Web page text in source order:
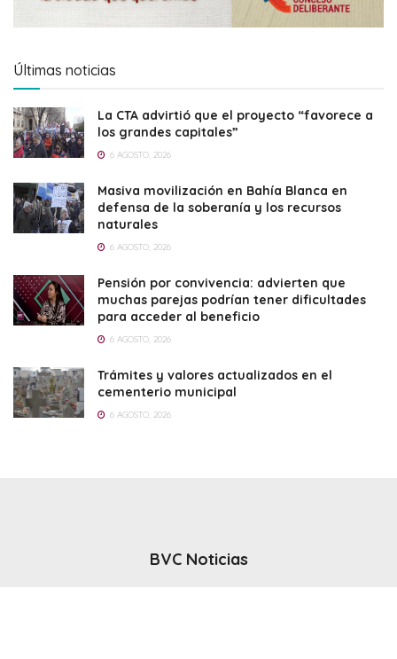
Últimas noticias
La CTA advirtió que el proyecto “favorece a
los grandes capitales”
6 AGOSTO, 2026
Masiva movilización en Bahía Blanca en
defensa de la soberanía y los recursos
naturales
6 AGOSTO, 2026
Pensión por convivencia: advierten que
muchas parejas podrían tener dificultades
para acceder al beneficio
6 AGOSTO, 2026
Trámites y valores actualizados en el
cementerio municipal
6 AGOSTO, 2026
BVC Noticias